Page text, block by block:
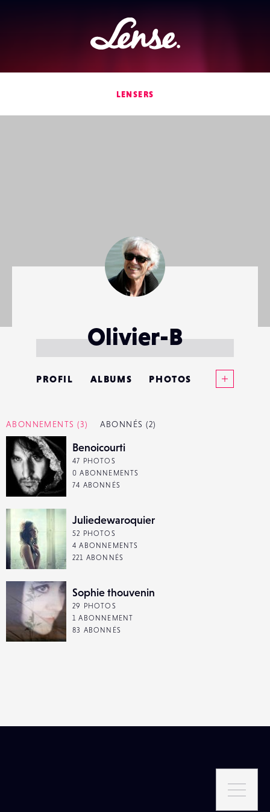
Lense
LENSERS
Olivier-B
PROFIL ALBUMS PHOTOS
ABONNEMENTS (3) ABONNÉS (2)
Benoicourti
47 PHOTOS
0 ABONNEMENTS
74 ABONNÉS
Juliedewaroquier
52 PHOTOS
4 ABONNEMENTS
221 ABONNÉS
Sophie thouvenin
29 PHOTOS
1 ABONNEMENT
83 ABONNÉS